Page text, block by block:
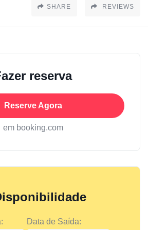
SHARE REVIEWS
reserva
Reserve Agora
em booking.com
Data de Saída: